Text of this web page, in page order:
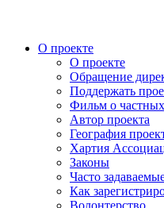
О проекте
О проекте
Обращение
Поддержать
Фильм о
Автор проекта
География
Хартия
Законы
Часто
Как